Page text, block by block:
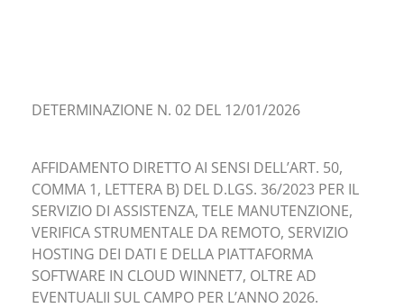
DETERMINAZIONE N. 02 DEL 12/01/2026
AFFIDAMENTO DIRETTO AI SENSI DELL’ART. 50,
COMMA 1, LETTERA B) DEL D.LGS. 36/2023 PER IL
SERVIZIO DI ASSISTENZA, TELE MANUTENZIONE,
VERIFICA STRUMENTALE DA REMOTO, SERVIZIO
HOSTING DEI DATI E DELLA PIATTAFORMA
SOFTWARE IN CLOUD WINNET7, OLTRE AD
EVENTUALII SUL CAMPO PER L’ANNO 2026.